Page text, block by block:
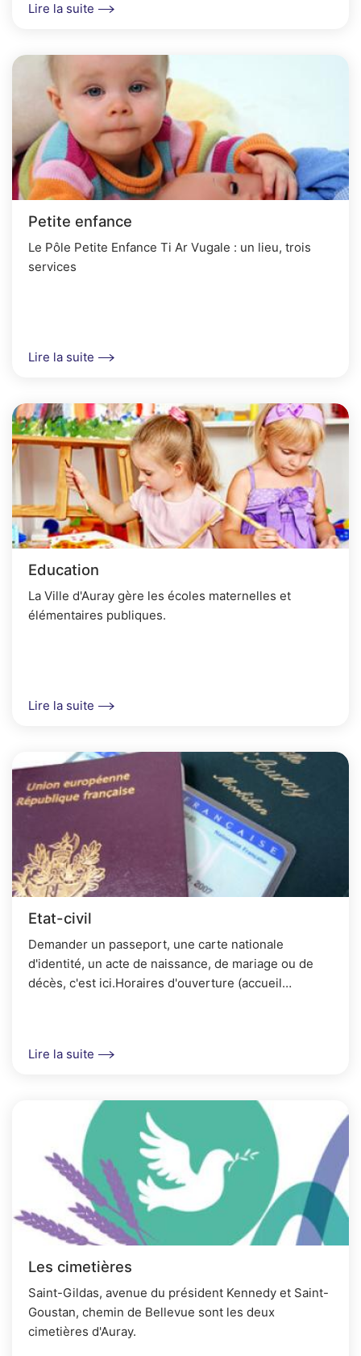
Lire la suite
Petite enfance
Le Pôle Petite Enfance Ti Ar Vugale : un lieu, trois
services
Lire la suite
Education
La Ville d'Auray gère les écoles maternelles et
élémentaires publiques.
Lire la suite
Etat-civil
Demander un passeport, une carte nationale
d'identité, un acte de naissance, de mariage ou de
décès, c'est ici.Horaires d'ouverture (accueil
Lire la suite
Les cimetières
Saint-Gildas, avenue du président Kennedy et Saint-
Goustan, chemin de Bellevue sont les deux
cimetières d'Auray.